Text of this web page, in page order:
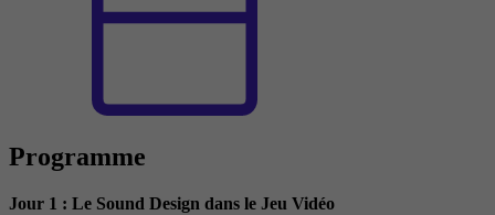
Programme
Jour 1 : Le Sound Design dans le Jeu Vidéo